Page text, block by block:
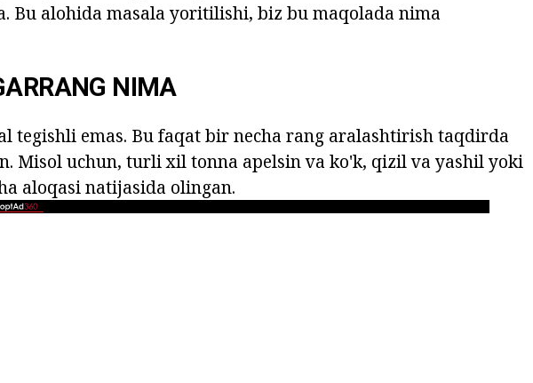
Bu alohida masala yoritilishi, biz bu maqolada nima
NIMA
tegishli emas. Bu faqat bir necha rang aralashtirish taqdirda
Misol uchun, turli xil tonna apelsin va ko'k, qizil va yashil yoki
aloqasi natijasida olingan.